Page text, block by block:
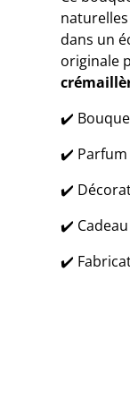
dans un
originale
✔️
✔️ Parfum
✔️
✔️
✔️